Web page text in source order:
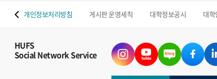
개인정보처리방침 게시판 운영세칙 대학정보공시 대
HUFS
Social Network Service